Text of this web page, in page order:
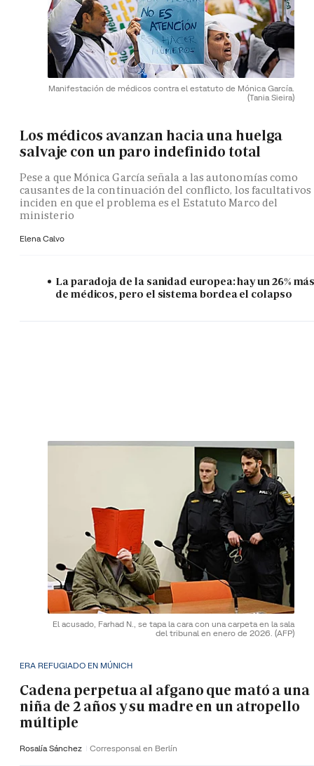
Manifestación de médicos contra el estatuto de Mónica García.
(Tania Sieira)
Los médicos avanzan hacia una huelga
salvaje con un paro indefinido total
Pese a que Mónica García señala a las autonomías como
causantes de la continuación del conflicto, los facultativos
inciden en que el problema es el Estatuto Marco del
ministerio
Elena Calvo
La paradoja de la sanidad europea: hay un 26%
de médicos, pero el sistema bordea el colapso
El acusado, Farhad N., se tapa la cara con una carpeta en la sala
del tribunal en enero de 2026. (AFP)
ERA REFUGIADO EN MÚNICH
Cadena perpetua al afgano que mató a una
niña de 2 años y su madre en un atropello
múltiple
Rosalía Sánchez Corresponsal en Berlín